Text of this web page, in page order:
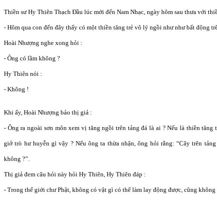
Thiền sư Hy Thiên Thạch Đầu lúc mới đến Nam Nhạc, ngày hôm sau thưa với
- Hôm qua con đến đây thấy có một thiền tăng trẻ vô lý ngồi như như bất động
Hoài Nhượng nghe xong hỏi :
- Ông có lầm không ?
Hy Thiên nói :
- Không !
Khi ấy, Hoài Nhượng bảo thị giả :
- Ông ra ngoài sơn môn xem vị tăng ngồi trên tảng đá là ai ? Nếu là thiền tăng
giở trò hư huyễn gì vậy ? Nếu ông ta thừa nhận, ông hỏi rằng: “Cây trên
không ?”.
Thị giả đem câu hỏi này hỏi Hy Thiên, Hy Thiên đáp :
- Trong thế giới chư Phật, không có vật gì có thể làm lay động được, cũng